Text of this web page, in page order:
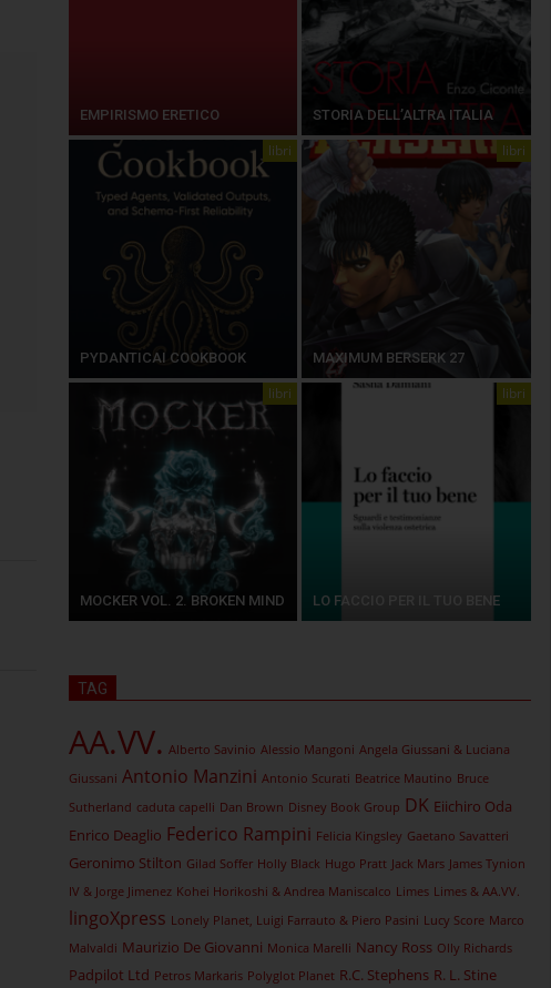
EMPIRISMO ERETICO STORIA DELL’ALTRA ITALIA
libri
PYDANTICAI COOKBOOK
libri
MAXIMUM BERSERK 27
libri
MOCKER VOL. 2. BROKEN MIND
libri
LO FACCIO PER IL TUO BENE
TAG
AA.VV. Alberto Savinio Alessio Mangoni Angela Giussani & Luciana
Giussani Antonio Manzini Antonio Scurati Beatrice Mautino Bruce
Sutherland caduta capelli Dan Brown Disney Book Group DK Eiichiro Oda
Enrico Deaglio Federico Rampini Felicia Kingsley Gaetano Savatteri
Geronimo Stilton Gilad Soffer Holly Black Hugo Pratt Jack Mars James Tynion
IV & Jorge Jimenez Kohei Horikoshi & Andrea Maniscalco Limes Limes & AA.VV.
lingoXpress Lonely Planet, Luigi Farrauto & Piero Pasini Lucy Score Marco
Malvaldi Maurizio De Giovanni Monica Marelli Nancy Ross Olly Richards
Padpilot Ltd Petros Markaris Polyglot Planet R.C. Stephens R. L. Stine